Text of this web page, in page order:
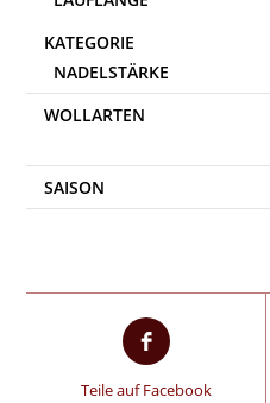
WOLLARTEN
SAISON
Teile auf Facebook